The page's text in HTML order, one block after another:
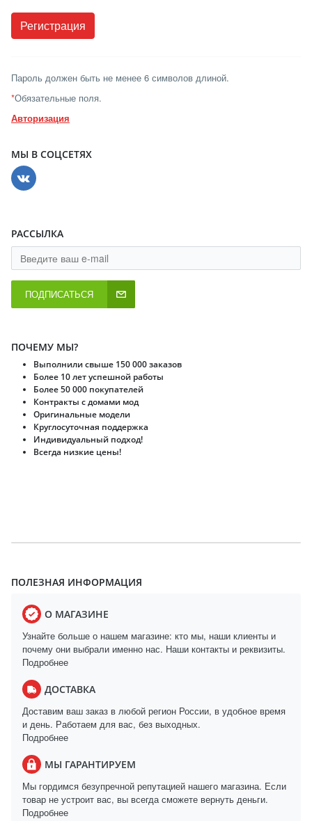
Пароль должен быть не менее 6 символов длиной.
*Обязательные поля.
Авторизация
МЫ В СОЦСЕТЯХ
РАССЫЛКА
ПОДПИСАТЬСЯ
ПОЧЕМУ МЫ?
Выполнили свыше 150 000 заказов
Более 10 лет успешной работы
Более 50 000 покупателей
Контракты с домами мод
Оригинальные модели
Круглосуточная поддержка
Индивидуальный подход!
Всегда низкие цены!
ПОЛЕЗНАЯ ИНФОРМАЦИЯ
О МАГАЗИНЕ
Узнайте больше о нашем магазине: кто мы, наши клиенты и
почему они выбрали именно нас. Наши контакты и реквизиты.
Подробнее
ДОСТАВКА
Доставим ваш заказ в любой регион России, в удобное время
и день. Работаем для вас, без выходных.
Подробнее
МЫ ГАРАНТИРУЕМ
Мы гордимся безупречной репутацией нашего магазина. Если
товар не устроит вас, вы всегда сможете вернуть деньги.
Подробнее